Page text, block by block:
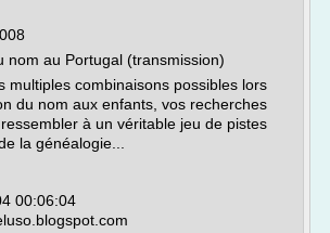
nom au Portugal (transmission)
multiples combinaisons possibles lors
du nom aux enfants, vos recherches
à un véritable jeu de pistes
la généalogie...
00:06:04